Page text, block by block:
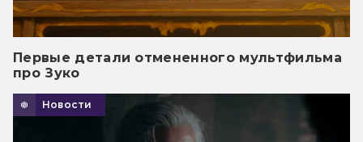
Первые детали отмененного мультфильма
про Зуко
Новости